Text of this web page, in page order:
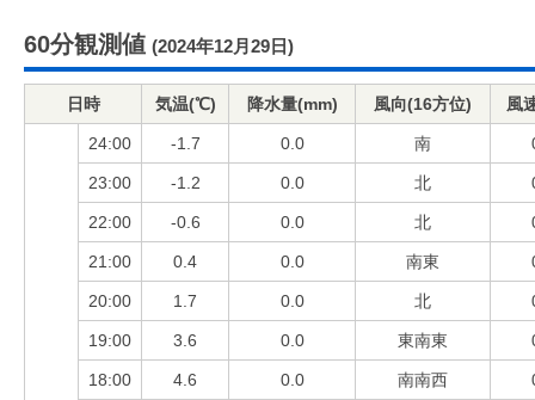
60分観測値 (2024年12月29日)
日時 気温(℃) 降水量(mm) 風向(16方位) 風
24:00 -1.7 0.0 南
23:00 -1.2 0.0 北
22:00 -0.6 0.0 北
21:00 0.4 0.0 南東
20:00 1.7 0.0 北
19:00 3.6 0.0 東南東
18:00 4.6 0.0 南南西